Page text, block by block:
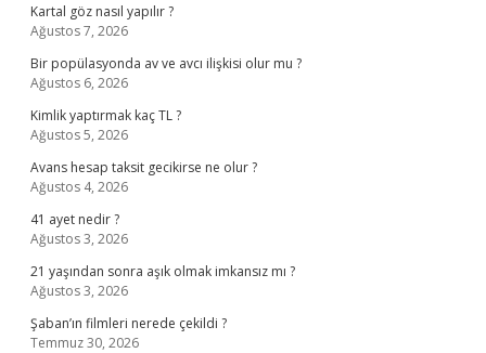
Kartal göz nasıl yapılır ?
Ağustos 7, 2026
Bir popülasyonda av ve avcı ilişkisi olur mu ?
Ağustos 6, 2026
Kimlik yaptırmak kaç TL ?
Ağustos 5, 2026
Avans hesap taksit gecikirse ne olur ?
Ağustos 4, 2026
41 ayet nedir ?
Ağustos 3, 2026
21 yaşından sonra aşık olmak imkansız mı ?
Ağustos 3, 2026
Şaban’ın filmleri nerede çekildi ?
Temmuz 30, 2026